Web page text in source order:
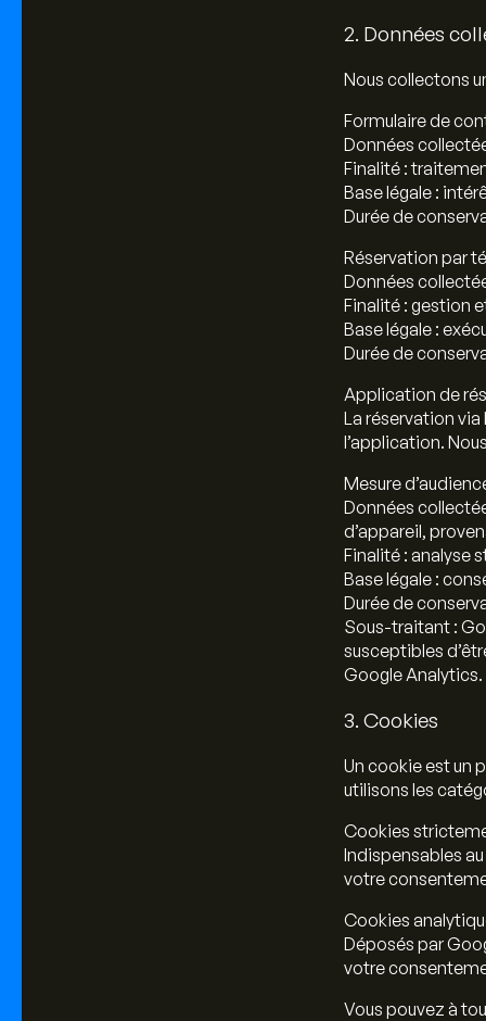
2. Données
Nous collectons
Formulaire de
Données
Finalité :
Base légale :
Durée de
Réservation par
Données
Finalité : gestion
Base légale :
Durée de
Application de
La réservation
l’application.
Mesure
Données
d’appareil,
Finalité : analyse
Base légale :
Durée de
Sous-traitant :
susceptibles
Google Analytics.
3. Cookies
Un cookie est un
utilisons les
Cookies
Indispensables
votre
Cookies
Déposés par
votre
Vous pouvez à